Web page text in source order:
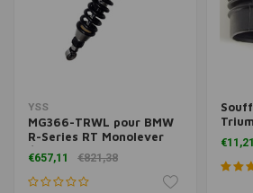
YSS
MG366-TRWL pour BMW
R-Series RT Monolever
/Bobber
€657,11 €821,38
€11,21